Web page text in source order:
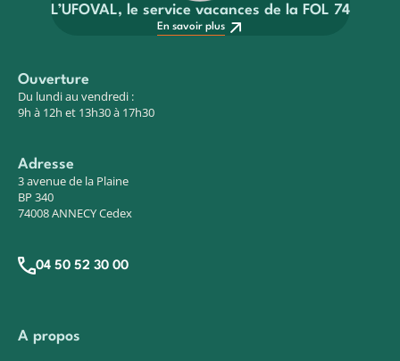
L’UFOVAL, le service vacances de la FOL 74
En savoir plus
Ouverture
Du lundi au vendredi :
9h à 12h et 13h30 à 17h30
Adresse
3 avenue de la Plaine
BP 340
74008 ANNECY Cedex
04 50 52 30 00
A propos